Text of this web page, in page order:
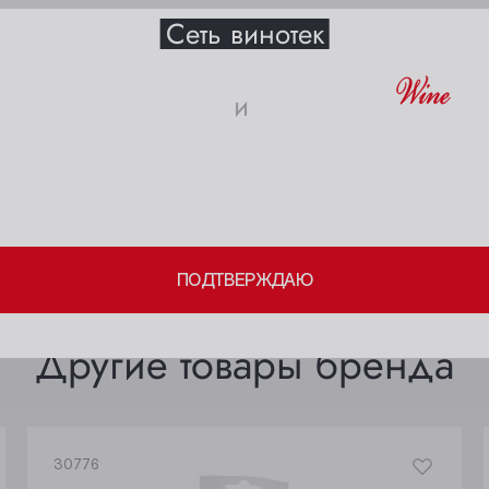
Другие товары бренда
30776
Ленинск-Кузнецкий
Прокопьевск
Юрга
Сеть винотек
и
ПОДТВЕРЖДАЮ